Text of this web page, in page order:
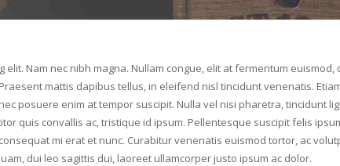
Nam nec nibh magna. Nullam congue, elit at fermentum
mattis dapibus tellus, in eleifend nisl tincidunt venenatis.
posuere enim at tempor suscipit. Nulla vel nisi pharetra, tincidunt
quis convallis ac, tristique id ipsum. Pellentesque suscipit felis
mi erat et nunc. Curabitur venenatis euismod tortor, ac
dui leo sagittis dui, laoreet ullamcorper justo ipsum ac dolor.